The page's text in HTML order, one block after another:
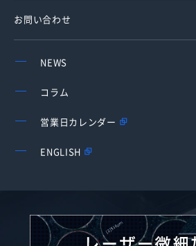
お問い合わせ
NEWS
コラム
営業日カレンダー
ENGLISH